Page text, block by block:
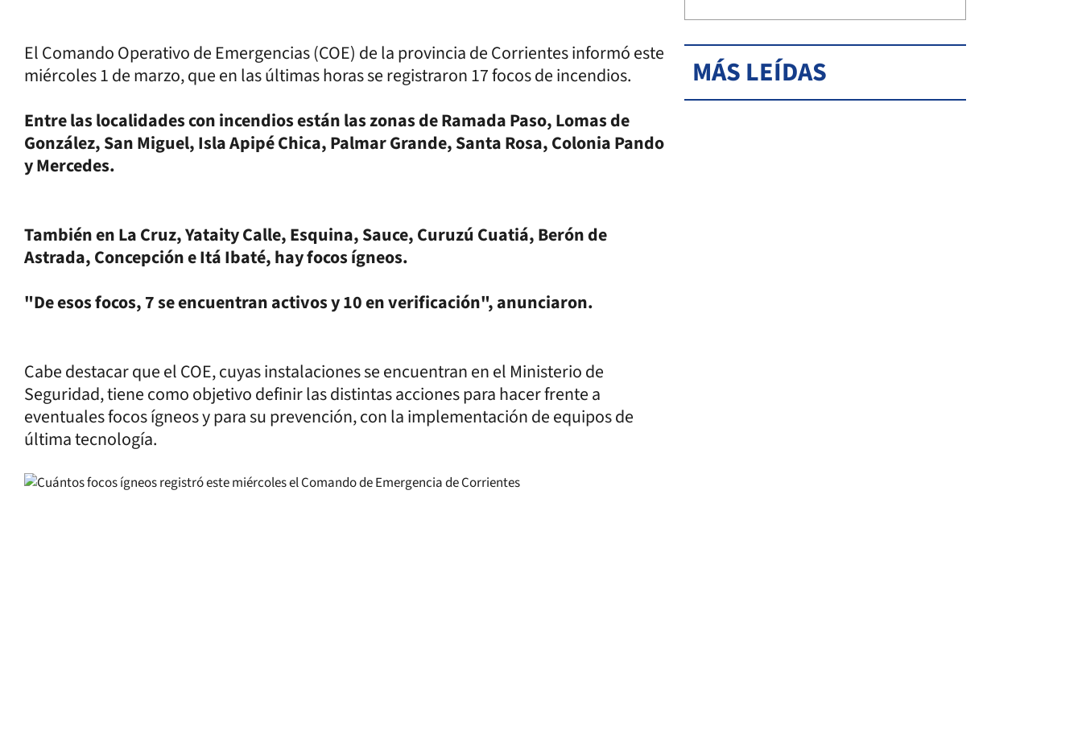
El Comando Operativo de Emergencias (COE) de la provincia de Corrientes informó este
miércoles 1 de marzo, que en las últimas horas se registraron 17 focos de incendios.
Entre las localidades con incendios están las zonas de Ramada Paso, Lomas de
González, San Miguel, Isla Apipé Chica, Palmar Grande, Santa Rosa, Colonia Pando
y Mercedes.
También en La Cruz, Yataity Calle, Esquina, Sauce, Curuzú Cuatiá, Berón de
Astrada, Concepción e Itá Ibaté, hay focos ígneos.
"De esos focos, 7 se encuentran activos y 10 en verificación", anunciaron.
Cabe destacar que el COE, cuyas instalaciones se encuentran en el Ministerio de
Seguridad, tiene como objetivo definir las distintas acciones para hacer frente a
eventuales focos ígneos y para su prevención, con la implementación de equipos de
última tecnología.
MÁS LEÍDAS